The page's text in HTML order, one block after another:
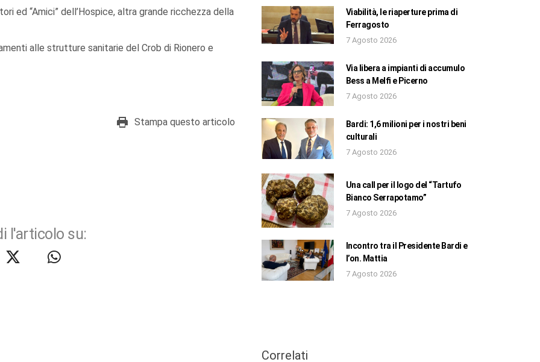
ed “Amici” dell’Hospice, altra grande ricchezza della
alle strutture sanitarie del Crob di Rionero e
Stampa questo articolo
l'articolo su:
Viabilità, le riaperture prima di
Ferragosto
7 Agosto 2026
Via libera a impianti di accumulo
Bess a Melfi e Picerno
7 Agosto 2026
Bardi: 1,6 milioni per i nostri beni
culturali
7 Agosto 2026
Una call per il logo del “Tartufo
Bianco Serrapotamo”
7 Agosto 2026
Incontro tra il Presidente Bardi e
l’on. Mattia
7 Agosto 2026
Correlati